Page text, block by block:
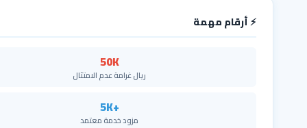
⚡ أرقام مهمة
50K
ريال غرامة عدم الامتثال
+5K
مزود خدمة معتمد